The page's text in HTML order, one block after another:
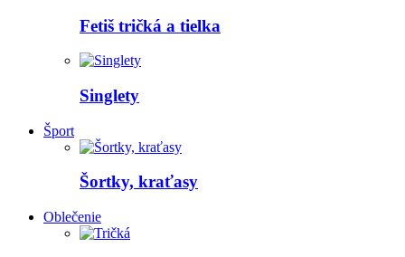
Fetiš tričká a tielka
Singlety
Šport
Šortky, kraťasy
Oblečenie